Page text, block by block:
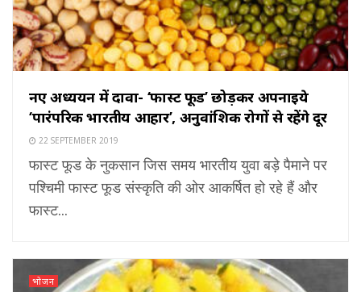
नए अध्ययन में दावा- ‘फास्ट फूड’ छोड़कर अपनाइये
‘पारंपरिक भारतीय आहार’, अनुवांशिक रोगों से रहेंगे दूर
22 SEPTEMBER 2019
फास्ट फूड के नुकसान जिस समय भारतीय युवा बड़े पैमाने पर
पश्चिमी फास्ट फूड संस्कृति की ओर आकर्षित हो रहे हैं और
फास्ट...
भोजन